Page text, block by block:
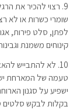
9. רצוי להכיר את
שומרי כשרות או לא
לפתן, סלט פירות,
קינוחים משמנת
10. לא להתבייש
טעמה של המארחת
ישפיע על סגנון
בקלות לבקש סלטים